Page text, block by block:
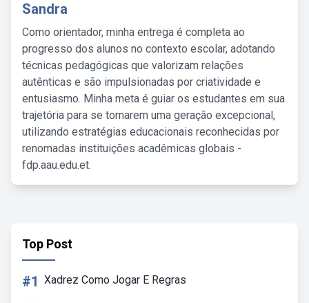
Sandra
Como orientador, minha entrega é completa ao
progresso dos alunos no contexto escolar, adotando
técnicas pedagógicas que valorizam relações
autênticas e são impulsionadas por criatividade e
entusiasmo. Minha meta é guiar os estudantes em sua
trajetória para se tornarem uma geração excepcional,
utilizando estratégias educacionais reconhecidas por
renomadas instituições acadêmicas globais -
fdp.aau.edu.et.
Top Post
#1 Xadrez Como Jogar E Regras